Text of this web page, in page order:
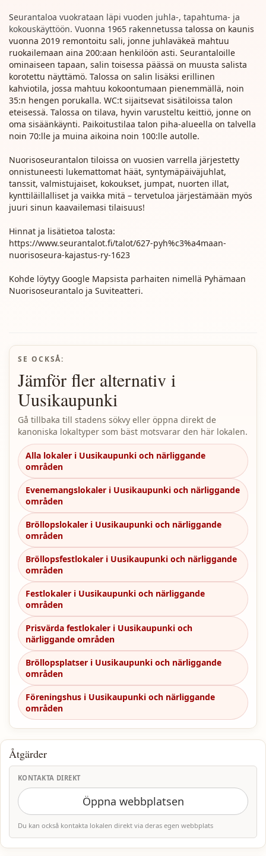
Seurantaloa vuokrataan läpi vuoden juhla-, tapahtuma- ja
kokouskäyttöön. Vuonna 1965 rakennetussa talossa on kaunis
vuonna 2019 remontoitu sali, jonne juhlaväkeä mahtuu
ruokailemaan aina 200:aan henkilöön asti. Seurantaloille
ominaiseen tapaan, salin toisessa päässä on muusta salista
korotettu näyttämö. Talossa on salin lisäksi erillinen
kahviotila, jossa mahtuu kokoontumaan pienemmällä, noin
35:n hengen porukalla. WC:t sijaitsevat sisätiloissa talon
eteisessä. Talossa on tilava, hyvin varusteltu keittiö, jonne on
oma sisäänkäynti. Paikoitustilaa talon piha-alueella on talvella
noin 70:lle ja muina aikoina noin 100:lle autolle.
Nuorisoseurantalon tiloissa on vuosien varrella järjestetty
onnistuneesti lukemattomat häät, syntymäpäiväjuhlat,
tanssit, valmistujaiset, kokoukset, jumpat, nuorten illat,
kynttiläillalliset ja vaikka mitä – tervetuloa järjestämään myös
juuri sinun kaavailemasi tilaisuus!
Hinnat ja lisätietoa talosta:
https://www.seurantalot.fi/talot/627-pyh%c3%a4maan-
nuorisoseura-kajastus-ry-1623
Kohde löytyy Google Mapsista parhaiten nimellä Pyhämaan
Nuorisoseurantalo ja Suviteatteri.
SE OCKSÅ:
Jämför fler alternativ i
Uusikaupunki
Gå tillbaka till stadens sökvy eller öppna direkt de
kanoniska lokaltyper som bäst motsvarar den här lokalen.
Alla lokaler i Uusikaupunki och närliggande
områden
Evenemangslokaler i Uusikaupunki och närliggande
områden
Bröllopslokaler i Uusikaupunki och närliggande
områden
Bröllopsfestlokaler i Uusikaupunki och närliggande
områden
Festlokaler i Uusikaupunki och närliggande
områden
Prisvärda festlokaler i Uusikaupunki och
närliggande områden
Bröllopsplatser i Uusikaupunki och närliggande
områden
Föreningshus i Uusikaupunki och närliggande
områden
Åtgärder
KONTAKTA DIREKT
Öppna webbplatsen
Du kan också kontakta lokalen direkt via deras egen webbplats